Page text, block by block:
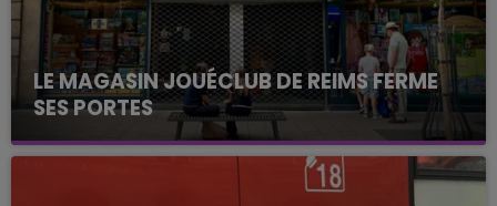
LE MAGASIN JOUÉCLUB DE REIMS FERME
SES PORTES
C'était l'une des institutions du centre-ville
rémois. Le magasin JouéClub est contraint de